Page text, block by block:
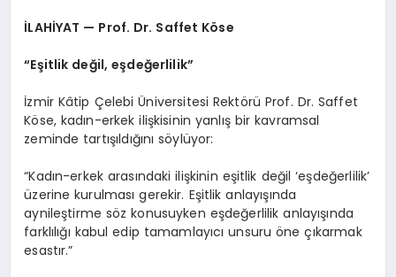
İLAHİYAT — Prof. Dr. Saffet Köse
“Eşitlik değil, eşdeğerlilik”
İzmir Kâtip Çelebi Üniversitesi Rektörü Prof. Dr. Saffet
Köse, kadın-erkek ilişkisinin yanlış bir kavramsal
zeminde tartışıldığını söylüyor:
“Kadın-erkek arasındaki ilişkinin eşitlik değil ‘eşdeğerlilik’
üzerine kurulması gerekir. Eşitlik anlayışında
aynileştirme söz konusuyken eşdeğerlilik anlayışında
farklılığı kabul edip tamamlayıcı unsuru öne çıkarmak
esastır.”